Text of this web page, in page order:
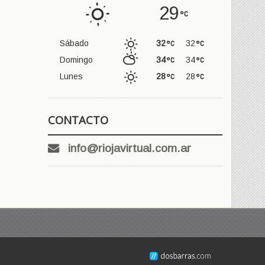
29
Sábado 32
32
Domingo
34
34
Lunes
28
28
CONTACTO
info@riojavirtual.com.ar